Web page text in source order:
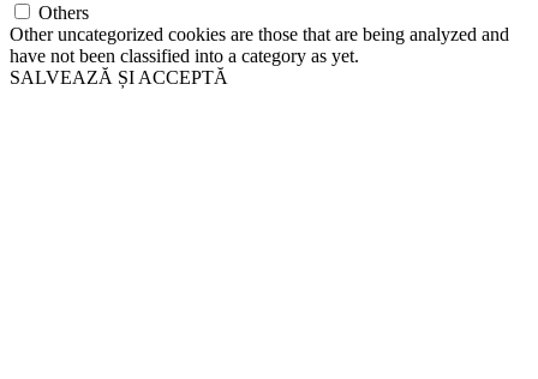
Others
Other uncategorized cookies are those that are being analyzed and
have not been classified into a category as yet.
SALVEAZĂ ȘI ACCEPTĂ